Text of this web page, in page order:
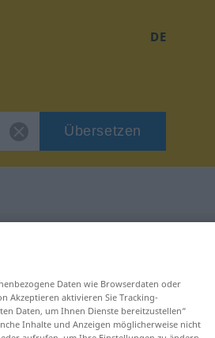
DE
Übersetzen
Daten wie Browserdaten oder
Akzeptieren aktivieren Sie Tracking-
Daten, um Ihnen Dienste bereitzustellen“
Inhalte und Anzeigen möglicherweise nicht